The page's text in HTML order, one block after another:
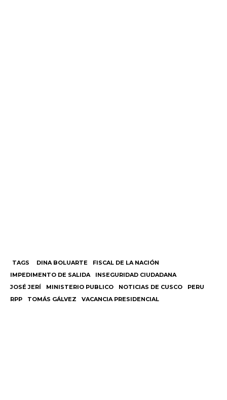
TAGS DINA BOLUARTE
FISCAL DE LA NACIÓN
IMPEDIMENTO DE SALIDA
INSEGURIDAD CIUDADANA
JOSÉ JERÍ
MINISTERIO PUBLICO NOTICIAS DE CUSCO
PERU
RPP
TOMÁS GÁLVEZ VACANCIA PRESIDENCIAL